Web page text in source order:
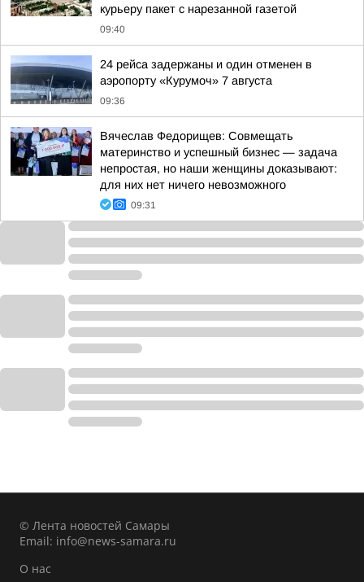
курьеру пакет с нарезанной газетой
09:40
24 рейса задержаны и один отменен в
аэропорту «Курумоч» 7 августа
09:36
Вячеслав Федорищев: Совмещать
материнство и успешный бизнес — задача
непростая, но наши женщины доказывают:
для них нет ничего невозможного
09:31
© Лента новостей Самары
Email: info@news-samara.ru
О нас